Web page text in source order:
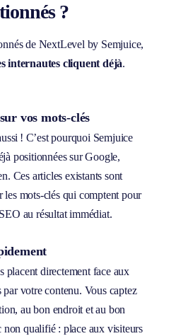
?
de NextLevel by Semjuice,
internautes cliquent déjà.
vos mots-clés
! C’est pourquoi Semjuice
positionnées sur Google,
Ces articles existants sont
les mots-clés qui comptent pour
au résultat immédiat.
placent directement face aux
par votre contenu. Vous captez
au bon endroit et au bon
qualifié : place aux visiteurs